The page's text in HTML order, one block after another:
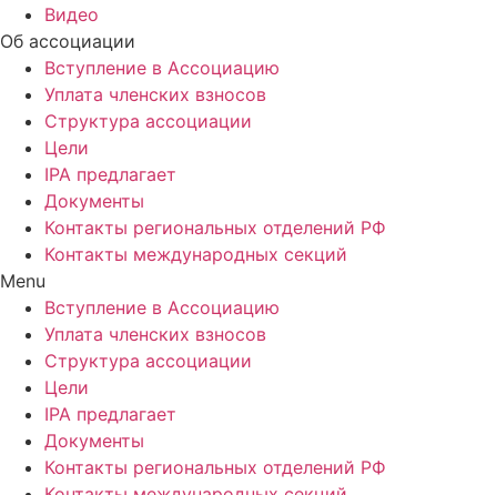
Видео
Об ассоциации
Вступление в Ассоциацию
Уплата членских взносов
Структура ассоциации
Цели
IPA предлагает
Документы
Контакты региональных отделений РФ
Контакты международных секций
Menu
Вступление в Ассоциацию
Уплата членских взносов
Структура ассоциации
Цели
IPA предлагает
Документы
Контакты региональных отделений РФ